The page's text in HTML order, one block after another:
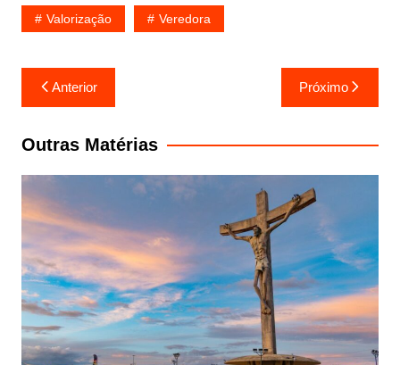
Valorização Veredora
Navegação
de
Post
Anterior Próximo
Outras Matérias